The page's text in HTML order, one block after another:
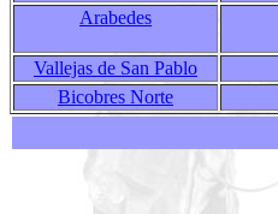
Arabedes
Vallejas de San Pablo
Bicobres Norte